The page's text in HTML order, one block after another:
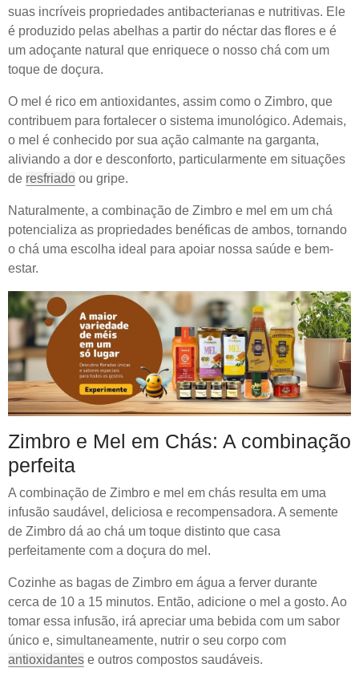
suas incríveis propriedades antibacterianas e nutritivas. Ele
é produzido pelas abelhas a partir do néctar das flores e é
um adoçante natural que enriquece o nosso chá com um
toque de doçura.
O mel é rico em antioxidantes, assim como o Zimbro, que
contribuem para fortalecer o sistema imunológico. Ademais,
o mel é conhecido por sua ação calmante na garganta,
aliviando a dor e desconforto, particularmente em situações
de resfriado ou gripe.
Naturalmente, a combinação de Zimbro e mel em um chá
potencializa as propriedades benéficas de ambos, tornando
o chá uma escolha ideal para apoiar nossa saúde e bem-
estar.
Zimbro e Mel em Chás: A combinação
perfeita
A combinação de Zimbro e mel em chás resulta em uma
infusão saudável, deliciosa e recompensadora. A semente
de Zimbro dá ao chá um toque distinto que casa
perfeitamente com a doçura do mel.
Cozinhe as bagas de Zimbro em água a ferver durante
cerca de 10 a 15 minutos. Então, adicione o mel a gosto. Ao
tomar essa infusão, irá apreciar uma bebida com um sabor
único e, simultaneamente, nutrir o seu corpo com
antioxidantes e outros compostos saudáveis.